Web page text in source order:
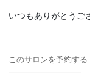
いつもありがとうご
このサロンを予約する